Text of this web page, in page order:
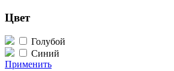
Цвет
Голубой
Синий
Применить